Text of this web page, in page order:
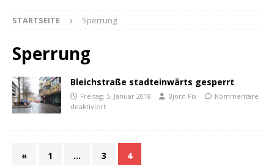
STARTSEITE Sperrung
Sperrung
Bleichstraße stadteinwärts gesperrt
Freitag, 5. Januar 2018 Björn Fix
Kommentare
deaktiviert
« 1 … 3 4